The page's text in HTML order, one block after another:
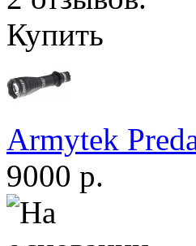
Купить
Armytek
9000 р.